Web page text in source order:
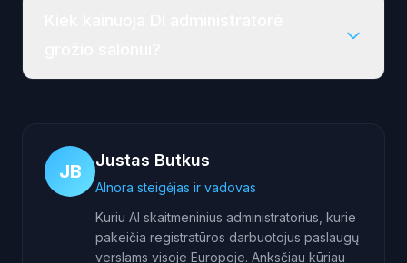
JB
Justas Butkus
AInora steigėjas ir vadovas
Kuriu AI skaitmeninius administratorius, kurie
pakeičia registratūros darbuotojus paslaugų
verslams visoje Europoje. Anksčiau kūriau